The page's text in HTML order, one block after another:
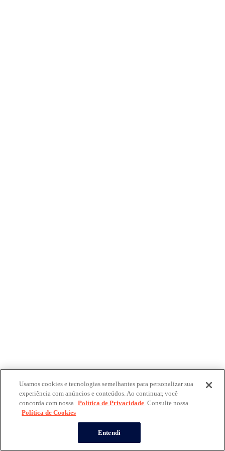
Usamos cookies e tecnologias semelhantes para personalizar sua
experiência com anúncios e conteúdos. Ao continuar, você
concorda com nossa Política de Privacidade. Consulte nossa
Política de Cookies
Entendi